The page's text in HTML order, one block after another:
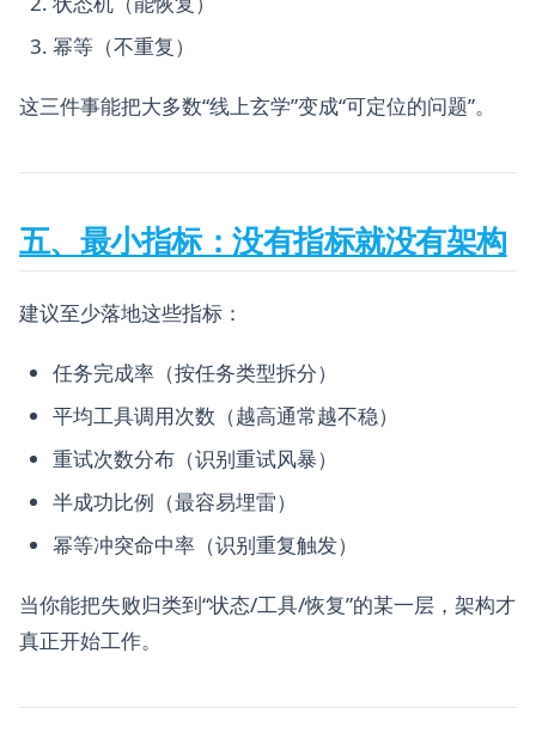
幂等（不重复）
这三件事能把大多数“线上玄学”变成“可定位的问题”。
五、最小指标：没有指标就没有架构
建议至少落地这些指标：
任务完成率（按任务类型拆分）
平均工具调用次数（越高通常越不稳）
重试次数分布（识别重试风暴）
半成功比例（最容易埋雷）
幂等冲突命中率（识别重复触发）
当你能把失败归类到“状态/工具/恢复”的某一层，架构才
真正开始工作。